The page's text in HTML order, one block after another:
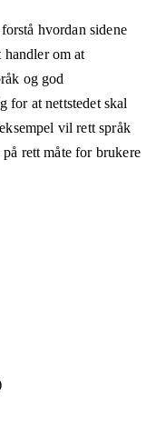
hvordan sidene
handler om at
og god
for at nettstedet skal
vil rett språk
rett måte for brukere